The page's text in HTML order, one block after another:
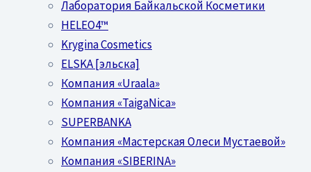
Лаборатория Байкальской Косметики
HELEO4™
Krygina Cosmetics
ELSKA [эльска]
Компания «Uraala»
Компания «TaigaNica»
SUPERBANKA
Компания «Мастерская Олеси Мустаевой»
Компания «SIBERINA»